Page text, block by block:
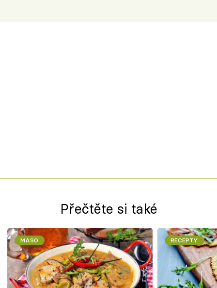
Přečtěte si také
MASO RECEPTY